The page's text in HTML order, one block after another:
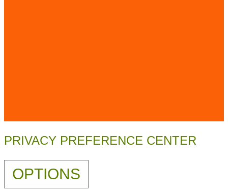
PRIVACY PREFERENCE CENTER
OPTIONS